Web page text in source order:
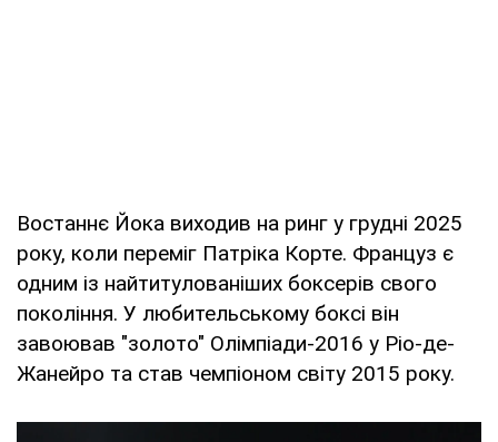
Востаннє Йока виходив на ринг у грудні 2025
року, коли переміг Патріка Корте. Француз є
одним із найтитулованіших боксерів свого
покоління. У любительському боксі він
завоював "золото" Олімпіади-2016 у Ріо-де-
Жанейро та став чемпіоном світу 2015 року.